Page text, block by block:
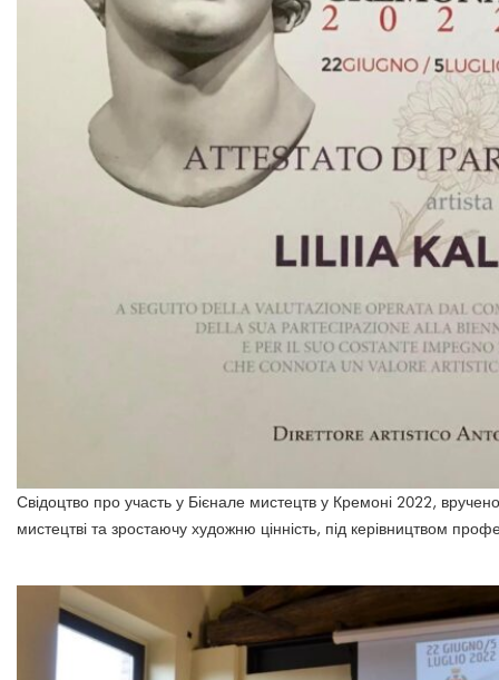
Свідоцтво про участь у Бієнале мистецтв у Кремоні 2022, вручено
мистецтві та зростаючу художню цінність, під керівництвом